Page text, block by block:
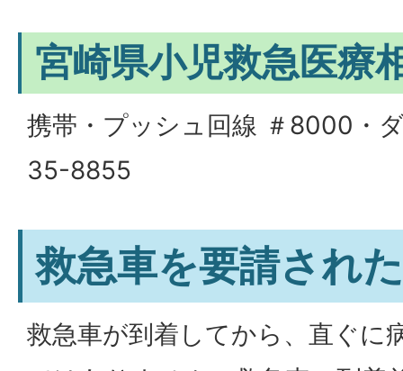
宮崎県小児救急医療
携帯・プッシュ回線 ＃8000・
35-8855
救急車を要請され
救急車が到着してから、直ぐに